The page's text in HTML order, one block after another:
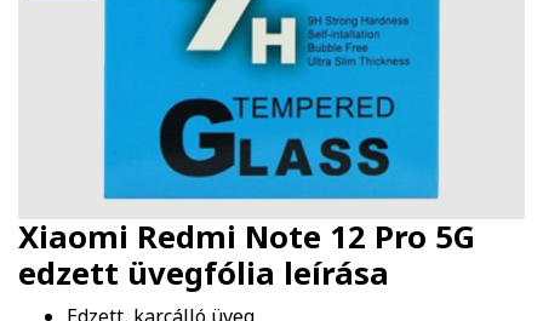
Xiaomi Redmi Note 12 Pro 5G
edzett üvegfólia leírása